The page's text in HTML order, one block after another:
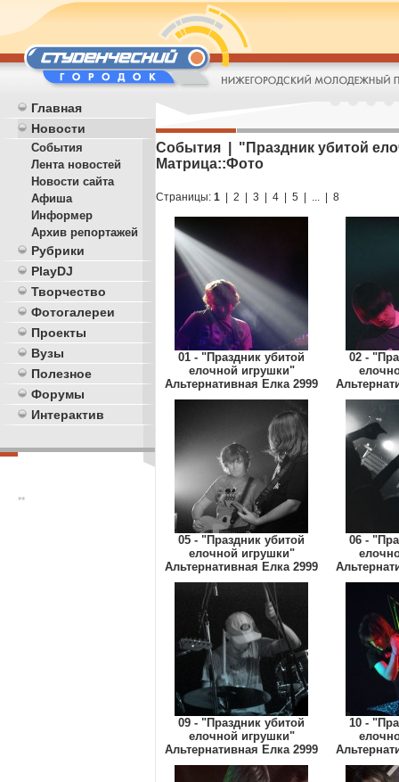
Главная
Новости
События
Лента новостей
Новости сайта
Афиша
Информер
Архив репортажей
Рубрики
PlayDJ
Творчество
Фотогалереи
Проекты
Вузы
Полезное
Форумы
Интерактив
**
События | "Праздник убитой
Матрица::Фото
Страницы: 1 | 2 | 3 | 4 | 5 | | 8
01 - "Праздник убитой
елочной игрушки"
Альтернативная Елка 2999
02 -
05 - "Праздник убитой
елочной игрушки"
Альтернативная Елка 2999
06 -
09 - "Праздник убитой
елочной игрушки"
Альтернативная Елка 2999
10 -